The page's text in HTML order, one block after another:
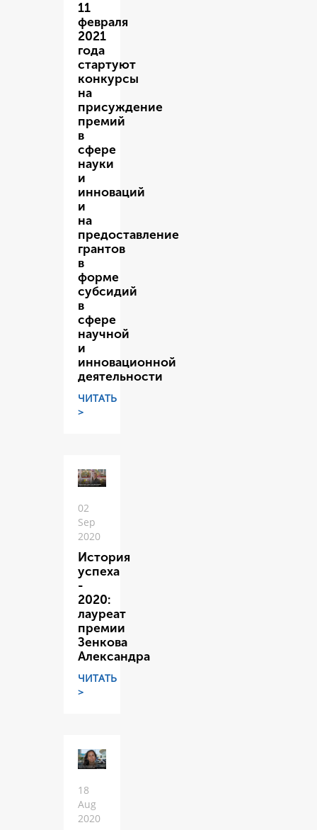
11
февраля
2021
года
стартуют
конкурсы
на
присуждение
премий
в
сфере
науки
и
инноваций
и
на
предоставление
грантов
в
форме
субсидий
в
сфере
научной
и
инновационной
деятельности
ЧИТАТЬ
>
02
Sep
2020
История
успеха
-
2020:
лауреат
премии
Зенкова
Александра
ЧИТАТЬ
>
18
Aug
2020